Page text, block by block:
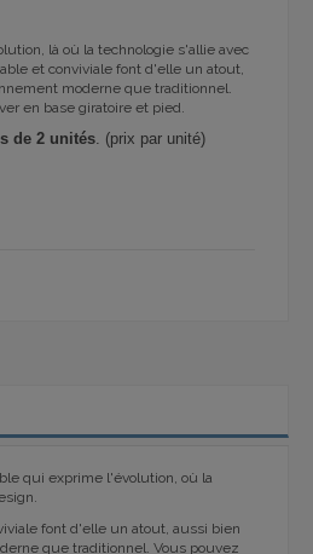
là où la technologie s'allie avec
et conviviale font d'elle un atout,
moderne que traditionnel.
en base giratoire et pied.
de 2 unités . (prix par unité)
qui exprime l'évolution, où la
font d'elle un atout, aussi bien
que traditionnel. Vous pouvez